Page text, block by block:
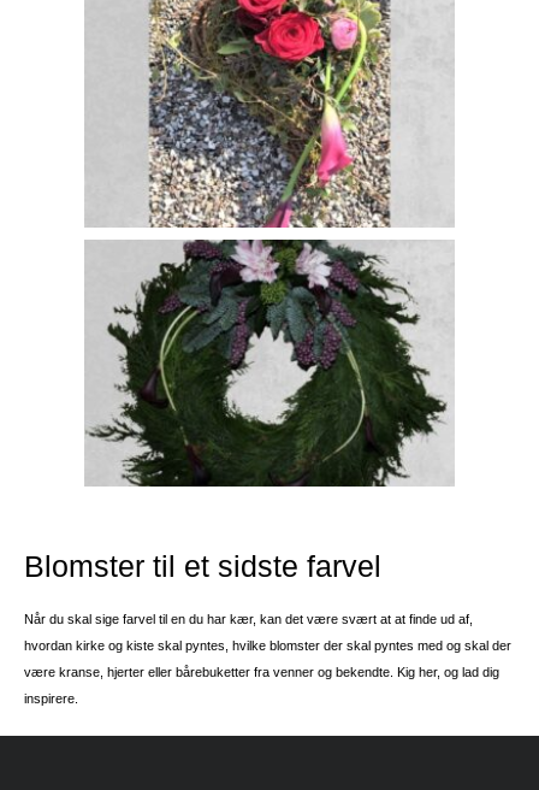
Blomster til et sidste farvel
Når du skal sige farvel til en du har kær, kan det være svært at at finde ud af,
hvordan kirke og kiste skal pyntes, hvilke blomster der skal pyntes med og skal der
være kranse, hjerter eller bårebuketter fra venner og bekendte. Kig her, og lad dig
inspirere.